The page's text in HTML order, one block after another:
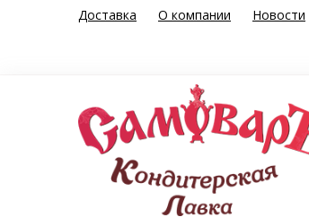
Доставка О компании Новости